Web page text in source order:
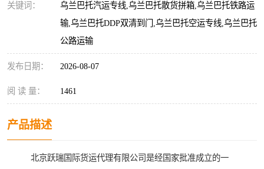
关键词：
乌兰巴托汽运专线,乌兰巴托散货拼箱,乌兰巴托铁路运
输,乌兰巴托DDP双清到门,乌兰巴托空运专线,乌兰巴托
公路运输
发布日期： 2026-08-07
阅 读 量： 1461
产品描述
北京跃瑞国际货运代理有限公司是经国家批准成立的一